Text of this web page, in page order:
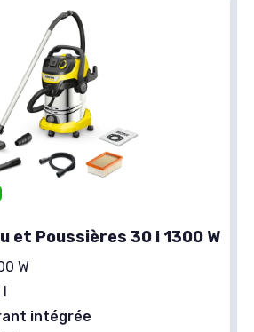
et Poussières 30 l 1300 W
W
intégrée